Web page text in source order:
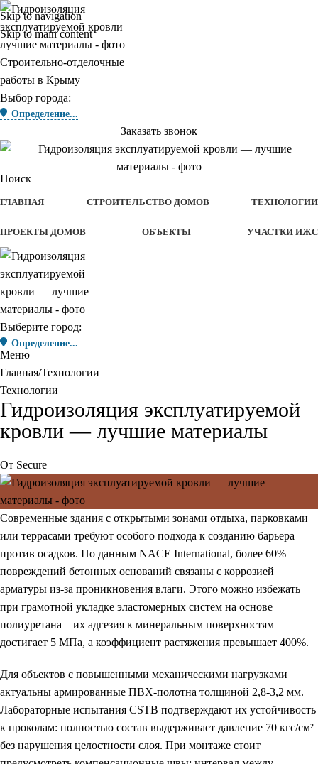
Skip to navigation
Skip to main content
Строительно-отделочные
работы в Крыму
Выбор города:
Определение...
Заказать звонок
Поиск
ГЛАВНАЯ СТРОИТЕЛЬСТВО ДОМОВ ТЕХНОЛОГИИ
ПРОЕКТЫ ДОМОВ ОБЪЕКТЫ УЧАСТКИ ИЖС
Выберите город:
Определение...
Меню
Главная Технологии
Технологии
Гидроизоляция эксплуатируемой
кровли — лучшие материалы
От Secure
Современные здания с открытыми зонами отдыха, парковками
или террасами требуют особого подхода к созданию барьера
против осадков. По данным NACE International, более 60%
повреждений бетонных оснований связаны с коррозией
арматуры из-за проникновения влаги. Этого можно избежать
при грамотной укладке эластомерных систем на основе
полиуретана – их адгезия к минеральным поверхностям
достигает 5 МПа, а коэффициент растяжения превышает 400%.
Для объектов с повышенными механическими нагрузками
актуальны армированные ПВХ-полотна толщиной 2,8-3,2 мм.
Лабораторные испытания CSTB подтверждают их устойчивость
к проколам: полностью состав выдерживает давление 70 кгс/см²
без нарушения целостности слоя. При монтаже стоит